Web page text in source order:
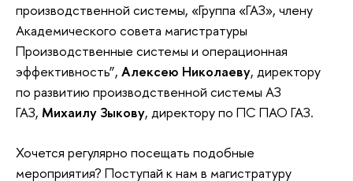
производственной системы, «Группа «ГАЗ», члену
Академического совета магистратуры
Производственные системы и операционная
эффективность”, Алексею Николаеву, директору
по развитию производственной системы АЗ
ГАЗ, Михаилу Зыкову, директору по ПС ПАО ГАЗ.
Хочется регулярно посещать подобные
мероприятия? Поступай к нам в магистратуру